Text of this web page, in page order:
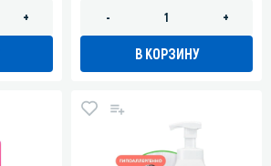
+ - +
В КОРЗИНУ